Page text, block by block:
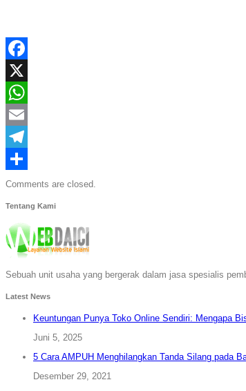
Facebook
X
WhatsApp
Email
Telegram
Share
Comments are closed.
Tentang Kami
Sebuah unit usaha yang bergerak dalam jasa spesialis
Latest News
Keuntungan Punya Toko Online Sendiri: Mengapa
Juni 5, 2025
5 Cara AMPUH Menghilangkan Tanda Silang pada
Desember 29, 2021